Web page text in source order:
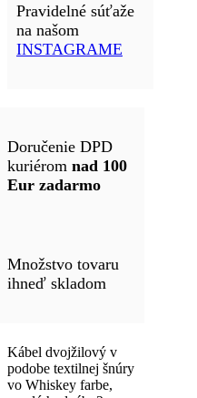
Pravidelné súťaže
na našom
INSTAGRAME
Doručenie DPD
kuriérom nad 100
Eur zadarmo
Množstvo tovaru
ihneď skladom
Kábel dvojžilový v
podobe textilnej šnúry
vo Whiskey farbe,